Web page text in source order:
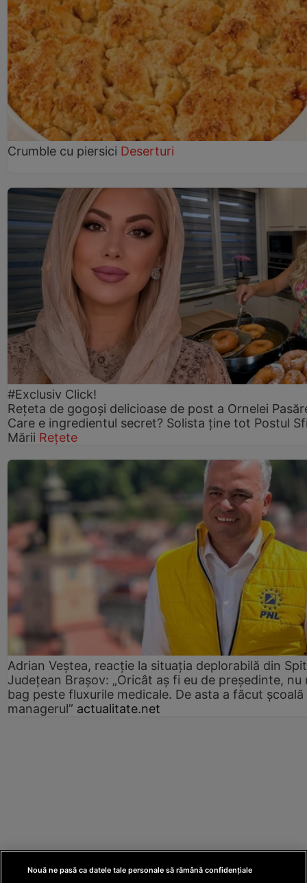
Crumble cu piersici Deserturi
#Exclusiv Click!
Rețeta de gogoşi delicioase de post a Ornelei
Care e ingredientul secret? Solista ține tot Postul
Mării Rețete
Adrian Veștea, reacție la situația deplorabilă din
Județean Brașov: „Oricât aș fi eu de președinte, nu
bag peste fluxurile medicale. De asta a făcut școală
managerul” actualitate.net
Nouă ne pasă ca datele tale personale să rămână confidențiale